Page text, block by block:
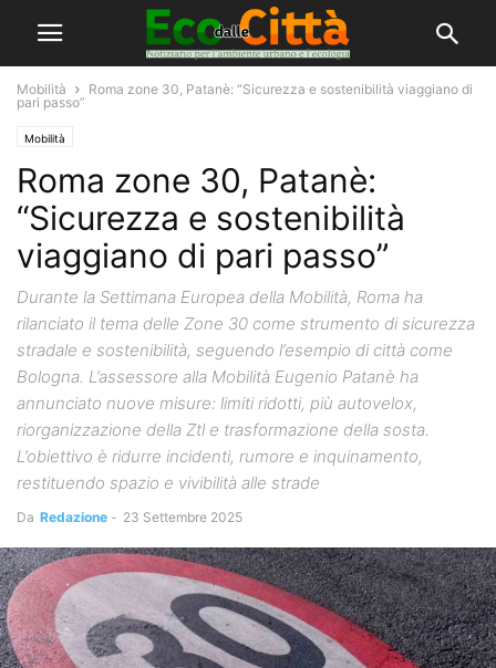
Mobilità
Roma zone 30, Patanè: “Sicurezza e sostenibilità viaggiano di
pari passo”
Mobilità
Roma zone 30, Patanè:
“Sicurezza e sostenibilità
viaggiano di pari passo”
Durante la Settimana Europea della Mobilità, Roma ha
rilanciato il tema delle Zone 30 come strumento di sicurezza
stradale e sostenibilità, seguendo l’esempio di città come
Bologna. L’assessore alla Mobilità Eugenio Patanè ha
annunciato nuove misure: limiti ridotti, più autovelox,
riorganizzazione della Ztl e trasformazione della sosta.
L’obiettivo è ridurre incidenti, rumore e inquinamento,
restituendo spazio e vivibilità alle strade
Da Redazione - 23 Settembre 2025